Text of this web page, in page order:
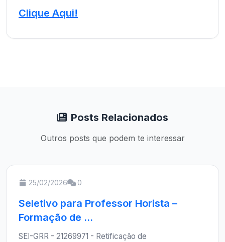
Clique Aqui!
Posts Relacionados
Outros posts que podem te interessar
25/02/2026 0
Seletivo para Professor Horista –
Formação de ...
SEI-GRR - 21269971 - Retificação de